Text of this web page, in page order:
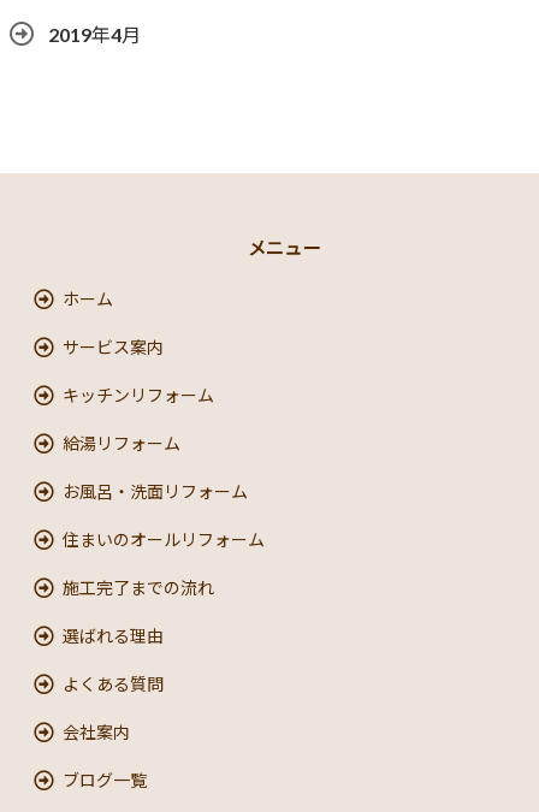
2019年4月
メニュー
ホーム
サービス案内
キッチンリフォーム
給湯リフォーム
お風呂・洗面リフォーム
住まいのオールリフォーム
施工完了までの流れ
選ばれる理由
よくある質問
会社案内
ブログ一覧